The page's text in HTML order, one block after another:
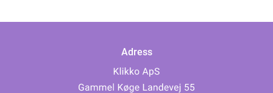
Adress